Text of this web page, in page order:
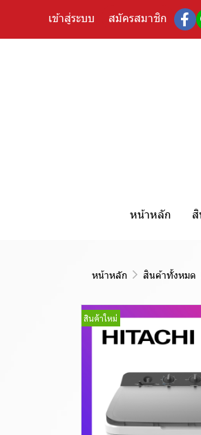
เข้าสู่ระบบ สมัครสมาชิก
หน้าหลัก
หน้าหลัก สินค้าทั้งหมด
สินค้าใหม่